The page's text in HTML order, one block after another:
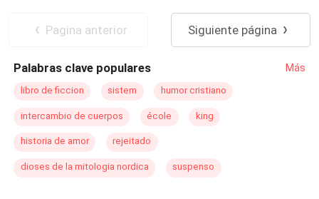
Pagina anterior Siguiente página
Palabras clave populares Más
libro de ficcion sistem humor cristiano
intercambio de cuerpos école king
historia de amor rejeitado
dioses de la mitologia nordica suspenso